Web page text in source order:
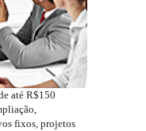
até R$150
fixos, projetos